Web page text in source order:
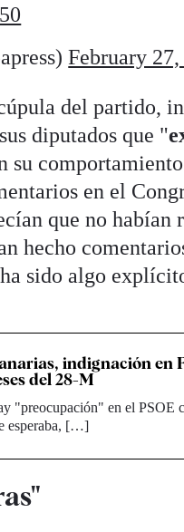
February 27,
del partido,
diputados que "
su
en el
que no habían
hecho
sido algo
indignación en
del 28-M
"preocupación" en el PSOE
esperaba, […]